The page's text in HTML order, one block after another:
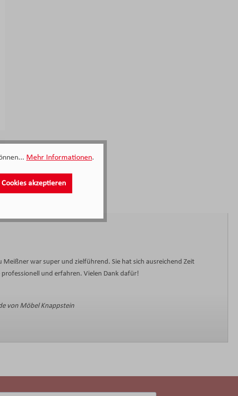
Meißner war super und zielführend. Sie hat sich ausreichend Zeit
und erfahren. Vielen Dank dafür!
von Möbel Knappstein
Mehr Informationen.
akzeptieren